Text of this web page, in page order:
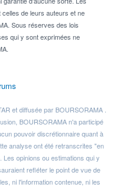
de leurs auteurs et ne
Sous réserves des lois
qui y sont exprimées ne
et diffusée par BOURSORAMA .
BOURSORAMA n'a participé
pouvoir discrétionnaire quant à
analyse ont été retranscrites "en
opinions ou estimations qui y
refléter le point de vue de
ni l'information contenue, ni les